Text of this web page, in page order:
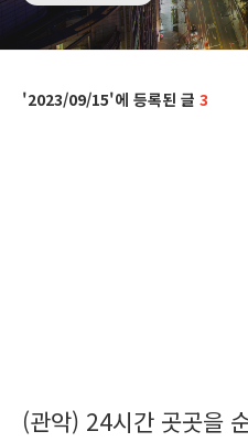
2023/09/15 3
(관악) 24시간 곳곳을